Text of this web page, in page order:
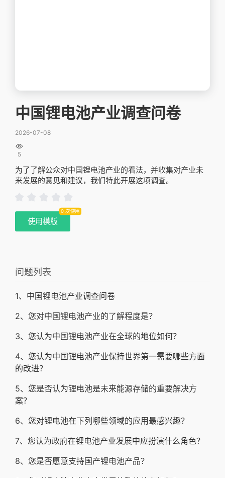
中国锂电池产业调查问卷
2026-07-08

5
为了了解公众对中国锂电池产业的看法，并收集对产业未
来发展的意见和建议，我们特此开展这项调查。
使用模版
0 次使用
问题列表
1、中国锂电池产业调查问卷
2、您对中国锂电池产业的了解程度是？
3、您认为中国锂电池产业在全球的地位如何？
4、您认为中国锂电池产业保持世界第一需要哪些方面
的改进？
5、您是否认为锂电池是未来能源存储的重要解决方
案？
6、您对锂电池在下列哪些领域的应用最感兴趣？
7、您认为政府在锂电池产业发展中应扮演什么角色？
8、您是否愿意支持国产锂电池产品？